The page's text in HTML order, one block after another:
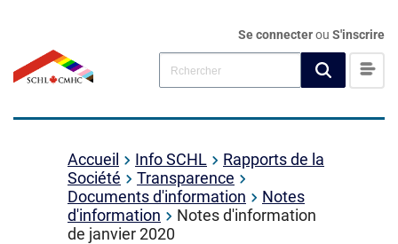
Se connecterou S'inscrire
Accueil Info SCHL
Rapports de la
Société
Transparence
Documents d'information
Notes
d'information
Notes d'information
de janvier 2020